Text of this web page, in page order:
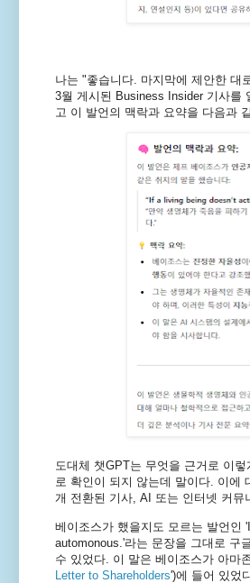
나는 "좋습니다. 마지막에 제안한 대
3월 게시된 Business Insider 기사를
고 이 발언의 맥락과 요약을 다음과
도대체 챗GPT는 무엇을 근거로 이
로 확인이 되지 않는데 말이다. 이에
개 전환된 기사, AI 또는 인터넷 커
베이조스가 했을지도 모르는 발언인
automonous.'라는 문장을 그대로 구
수 있었다. 이 말은 베이조스가 아마
Letter to Shareholders')에 들어 있었